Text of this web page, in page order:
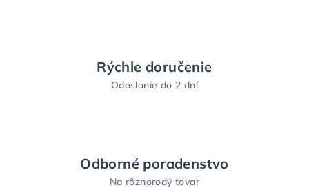
Rýchle doručenie
Odoslanie do 2 dní
Odborné poradenstvo
Na rôznorodý tovar